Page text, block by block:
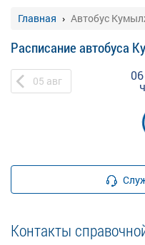
Главная Автобус
Расписание автобуса
05 авг
Контакты